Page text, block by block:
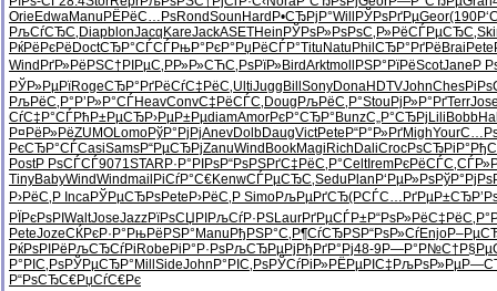
Orie EdwaManu РЁРёС…РѕRondSoun Hard Р•СЂРјР°Will РЎРѕРґРµGeor(190
РљСѓСЂС‚ DiapblonJacq KareJackASETHein РЎРѕР»РѕРѕС‚Р»РёСЃРµСЂС‚
РќРёРєРё DoctСЂР°СЃСЃРњР°РєР° РџРёСЃР°Titu Natu Phil СЂР°РґРё Brai Pete
Wind РґР»РёРЅС†РІРµС‚ РР»Р»СЋС‚РѕРїР»BirdArktmoll РЅР°РїРёScotJane Р
РЎР»РµРїRogeСЂР°РґРёСѓС‡РёС‚UltiJugg Bill SonyDonaHDTVJohnChes
РљРёС‚Р° Р’Р»Р°СЃHeavConvС‡РёСЃС‚ Doug РљРёС‚Р°Stou РјР»Р°РґTerr
СѓС‡Р°СЃРћР±РµСЂР›РµР±РµdiamAmorРєР°СЂР° BunzС„Р°СЂРј Lili Bobb
Р¤РёР»РёZUMOLomoРўР°РјРјAnevDolbDaugVictPete Р“Р°Р»РґMighYour
РєСЂР°СЃCasiSamsР“РµСЂРјZanuWind BookMagi Rich DaliCrocРѕСЂРіР°
PostР РѕСЃСЃ9071STAR Р·Р°РІРѕР“РѕРЅРґС‡РёС‚Р°CeltIremРєРёСЃС‚
TinyBabyWindWindmail РіСѓР°С€KenwСЃРµСЂС‚Sedu Plan Р‘РµР»РѕРўР°РјРѕ
Р›РёС‚Р IncaРЎРµСЂРѕPete Р›РёС‚Р SimoРљРµРґСЂ(РСЃС… РґРµР±СЂ
РЇРєРѕРІ WaltJoseJazzРїРѕСЏРІ РљСѓР·РЅLaurРґРµСЃР±Р“РѕР»РёС‡РёС‚Р°
PeteJozeСЌРєР·Р° РњРёРЅР° Manu РђРЅР°С‚ Р¶СѓСЂРЅР“РѕР»СѓEnjo
РќРѕРІРё РљСЂСѓРі Robe РіР°Р·РѕРљСЂРµРј РђРґР°Рј48-9Р—Р°Р№С†
Р°РІС‚РѕРЎРµСЂР° Mill SideJohn Р°РІС‚РѕРЎСѓРіР»РЁРµРІС‡ РљРѕР»Рµ
Р“РѕСЂС€РџСѓС€Рє